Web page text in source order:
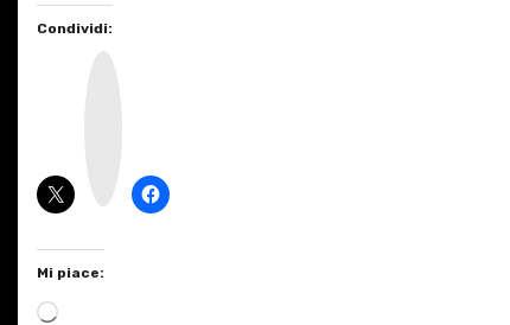
Condividi:
Mi piace:
C